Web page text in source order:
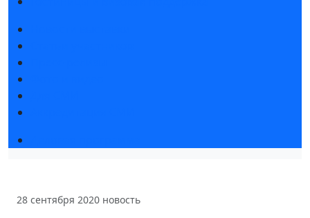
28 сентября 2020 новость